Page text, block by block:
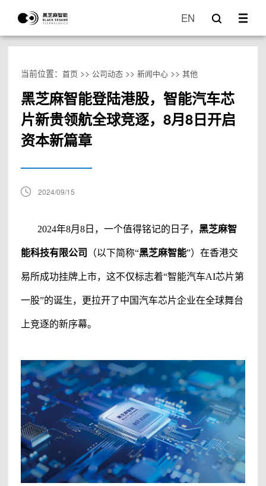
EN
当前位置： 首页 >> 公司动态>> 新闻中心>> 其他
黑芝麻智能登陆港股，智能汽车芯
片新贵领航全球竞逐，8月8日开启
资本新篇章
2024/09/15
2024年8月8日，一个值得铭记的日子， 黑芝麻智
能科技有限公司 （以下简称“黑芝麻智能”）在香港交
易所成功挂牌上市，这不仅标志着“智能汽车AI芯片第
一股”的诞生，更拉开了中国汽车芯片企业在全球舞台
上竞逐的新序幕。